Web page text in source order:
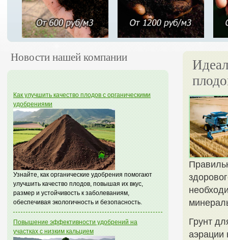
Новости нашей компании
Как улучшить качество плодов с органическими
удобрениями
Узнайте, как органические удобрения помогают
улучшить качество плодов, повышая их вкус,
размер и устойчивость к заболеваниям,
обеспечивая экологичность и безопасность.
Повышение эффективности удобрений на
участках с низким кальцием
Грунт
аэрации